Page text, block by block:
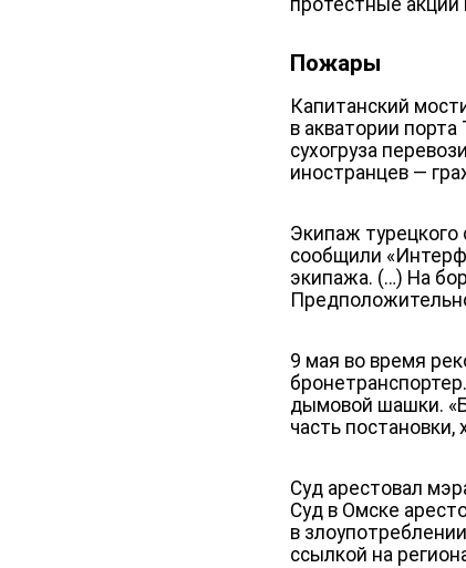
протестные акции
Пожары
Капитанский
в акватории
сухогруза
иностранцев —
Экипаж турецкого
сообщили
экипажа. (…) На
9 мая во время
дымовой шашки.
часть постановки,
Суд арестовал
Суд в Омске
в
ссылкой на